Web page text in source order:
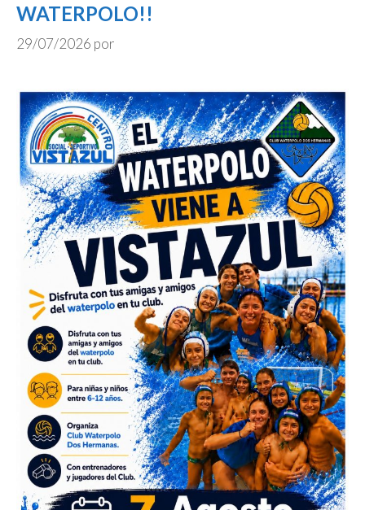
WATERPOLO!!
29/07/2026 por